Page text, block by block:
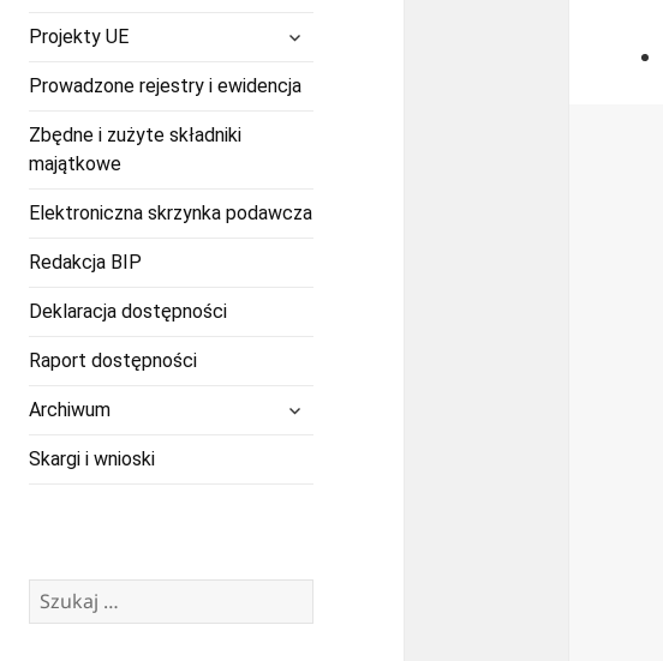
Projekty UE
potomne
Prowadzone rejestry i ewidencja
Zbędne i zużyte składniki
majątkowe
Elektroniczna skrzynka podawcza
Redakcja BIP
Deklaracja dostępności
Raport dostępności
Archiwum
Skargi i wnioski
Szukaj: